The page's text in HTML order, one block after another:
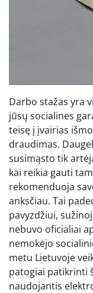
Darbo stažas yra
jūsų socialines
teisę į įvairias
draudimas.
susimąsto tik
kai reikia gauti
rekomenduoja
anksčiau. Tai
pavyzdžiui,
nebuvo oficialiai
nemokėjo
metu Lietuvoje
patogiai patikrinti
naudojantis